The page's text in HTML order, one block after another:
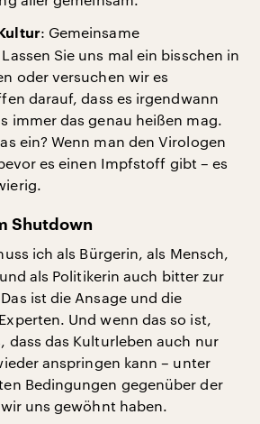
: Gemeinsame
Sie uns mal ein bisschen in
oder versuchen wir es
darauf, dass es irgendwann
immer das genau heißen mag.
ein? Wenn man den Virologen
es einen Impfstoff gibt – es
Shutdown
ich als Bürgerin, als Mensch,
als Politikerin auch bitter zur
ist die Ansage und die
Und wenn das so ist,
dass das Kulturleben auch nur
anspringen kann – unter
Bedingungen gegenüber der
uns gewöhnt haben.